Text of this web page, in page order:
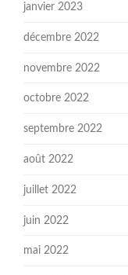
janvier 2023
décembre 2022
novembre 2022
octobre 2022
septembre 2022
août 2022
juillet 2022
juin 2022
mai 2022